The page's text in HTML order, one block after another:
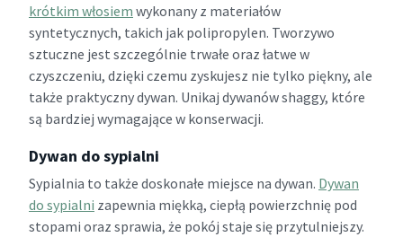
krótkim włosiem wykonany z materiałów
syntetycznych, takich jak polipropylen. Tworzywo
sztuczne jest szczególnie trwałe oraz łatwe w
czyszczeniu, dzięki czemu zyskujesz nie tylko piękny, ale
także praktyczny dywan. Unikaj dywanów shaggy, które
są bardziej wymagające w konserwacji.
Dywan do sypialni
Sypialnia to także doskonałe miejsce na dywan. Dywan
do sypialni zapewnia miękką, ciepłą powierzchnię pod
stopami oraz sprawia, że pokój staje się przytulniejszy.